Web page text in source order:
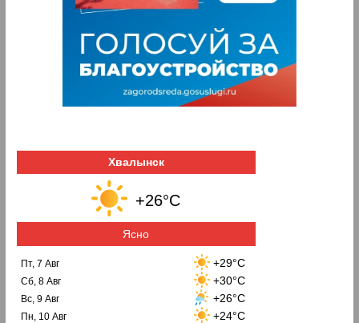
Хвалынск
+26°C
Ясно
Пт, 7 Авг +29°C
Сб, 8 Авг +30°C
Вс, 9 Авг +26°C
Пн, 10 Авг +24°C